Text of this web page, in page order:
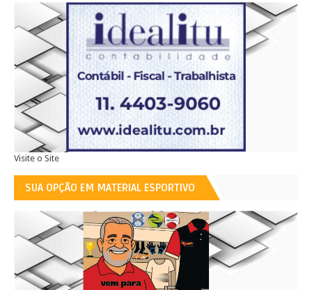
Visite o Site
SUA OPÇÃO EM MATERIAL ESPORTIVO